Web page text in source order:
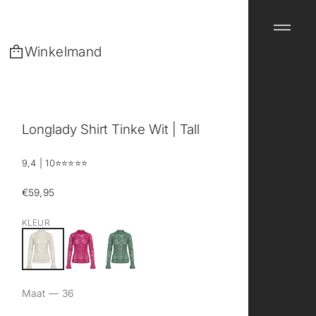
Winkelmand
Longlady Shirt Tinke Wit | Tall
9,4 | 10⭐️⭐️⭐️⭐️⭐️
Reguliere
€59,95
KLEUR
Maat — 36